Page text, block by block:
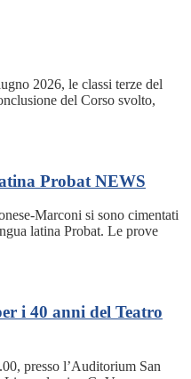
2026, le classi terze del
del Corso svolto,
Probat NEWS
Marconi si sono cimentati
latina Probat. Le prove
i 40 anni del Teatro
presso l’Auditorium San